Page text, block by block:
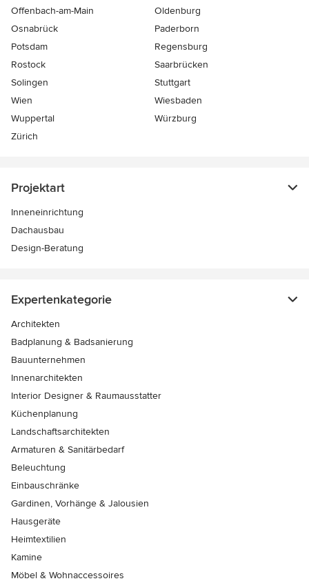
Offenbach-am-Main
Oldenburg
Osnabrück
Paderborn
Potsdam
Regensburg
Rostock
Saarbrücken
Solingen
Stuttgart
Wien
Wiesbaden
Wuppertal
Würzburg
Zürich
Projektart
Inneneinrichtung
Dachausbau
Design-Beratung
Expertenkategorie
Architekten
Badplanung & Badsanierung
Bauunternehmen
Innenarchitekten
Interior Designer & Raumausstatter
Küchenplanung
Landschaftsarchitekten
Armaturen & Sanitärbedarf
Beleuchtung
Einbauschränke
Gardinen, Vorhänge & Jalousien
Hausgeräte
Heimtextilien
Kamine
Möbel & Wohnaccessoires